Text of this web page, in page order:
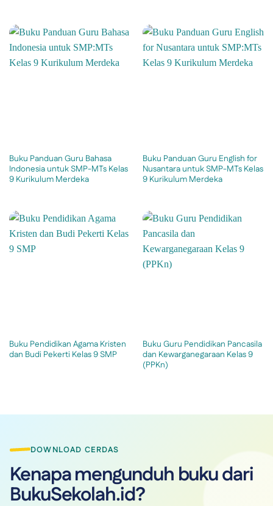
Buku Panduan Guru Bahasa
Indonesia untuk SMP-MTs Kelas
9 Kurikulum Merdeka
Buku Panduan Guru English for
Nusantara untuk SMP-MTs Kelas
9 Kurikulum Merdeka
Buku Pendidikan Agama Kristen
dan Budi Pekerti Kelas 9 SMP
Buku Guru Pendidikan Pancasila
dan Kewarganegaraan Kelas 9
(PPKn)
DOWNLOAD CERDAS
Kenapa mengunduh buku dari
BukuSekolah.id?